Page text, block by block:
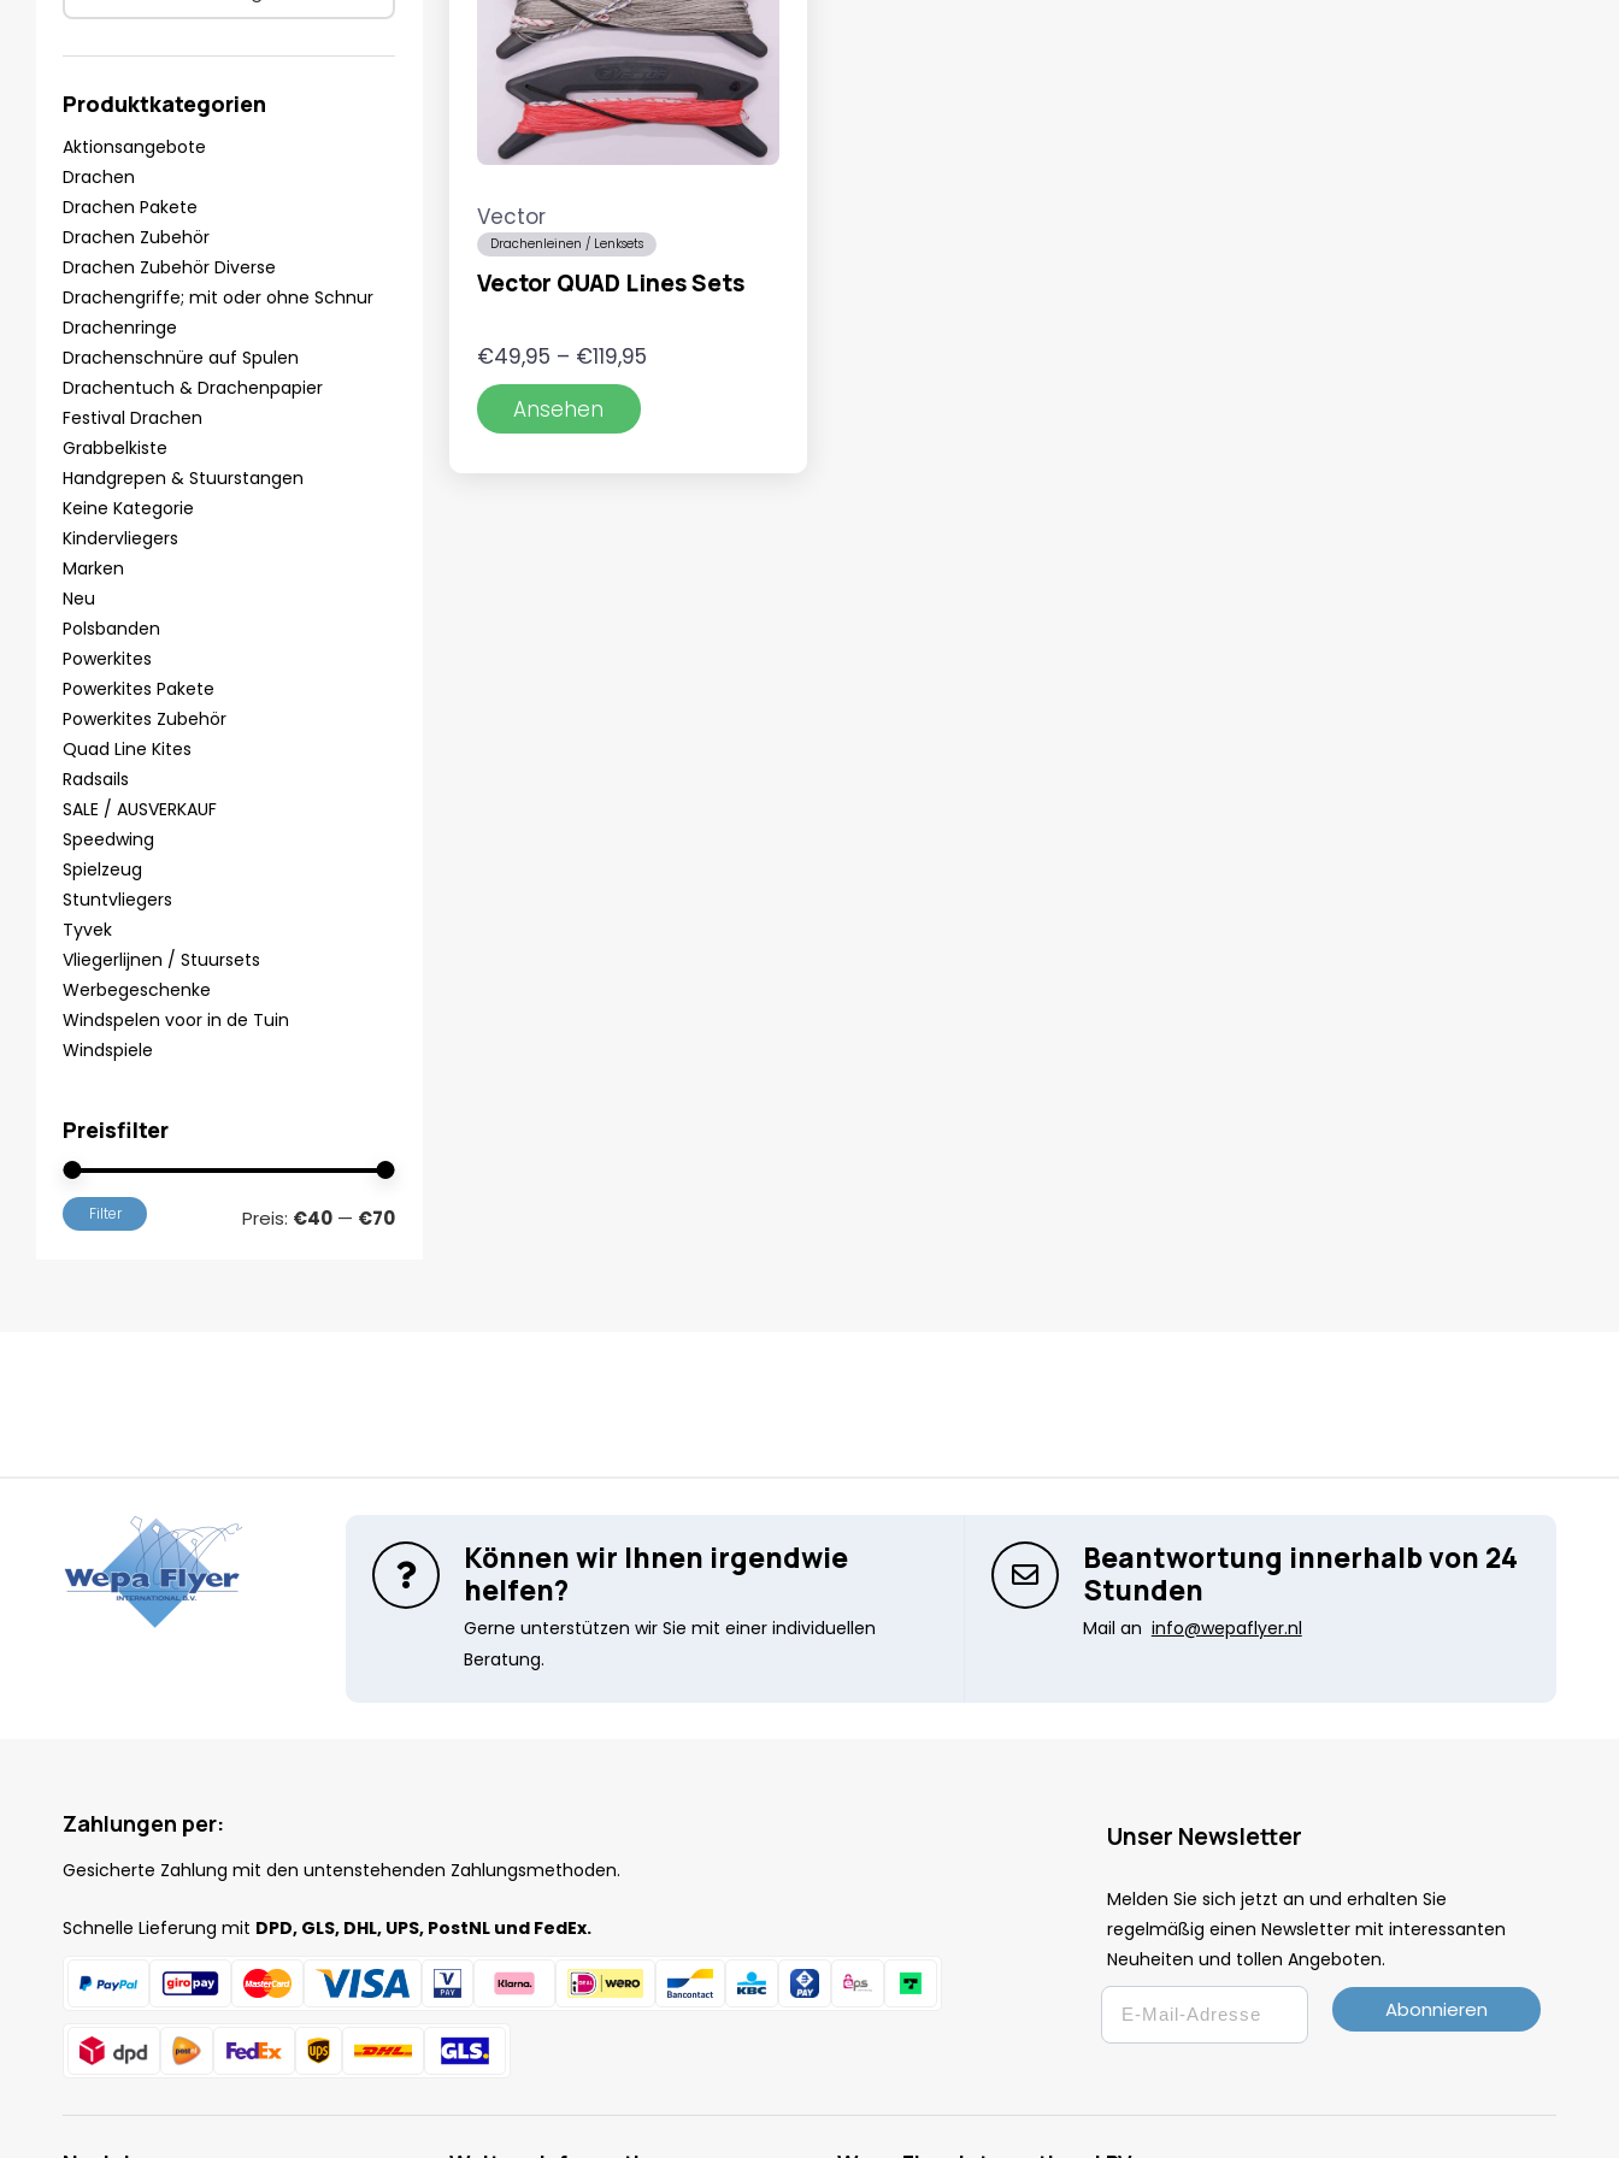
Produktkategorien
Aktionsangebote
Drachen
Drachen Pakete
Drachen Zubehör
Drachen Zubehör Diverse
Drachengriffe; mit oder ohne Schnur
Drachenringe
Drachenschnüre auf Spulen
Drachentuch & Drachenpapier
Festival Drachen
Grabbelkiste
Handgrepen & Stuurstangen
Keine Kategorie
Kindervliegers
Marken
Neu
Polsbanden
Powerkites
Powerkites Pakete
Powerkites Zubehör
Quad Line Kites
Radsails
SALE / AUSVERKAUF
Speedwing
Spielzeug
Stuntvliegers
Tyvek
Vliegerlijnen / Stuursets
Werbegeschenke
Windspelen voor in de Tuin
Windspiele
Preisfilter
Min.
Max.
Filter Preis: €40 — €70
Vector
Drachenleinen / Lenksets
Vector QUAD Lines Sets
€49,95 – €119,95Preisspanne:
Ansehen
Können wir Ihnen irgendwie
helfen?
Gerne unterstützen wir Sie mit einer individuellen
Beratung.
Beantwortung innerhalb von 24
Stunden
Mail an info@wepaflyer.nl
Zahlungen per:
Gesicherte Zahlung mit den untenstehenden Zahlungsmethoden.
Schnelle Lieferung mit DPD, GLS, DHL, UPS, PostNL und FedEx.
Unser Newsletter
Melden Sie sich jetzt an und erhalten Sie
regelmäßig einen Newsletter mit interessanten
Neuheiten und tollen Angeboten.
Email
Abonnieren